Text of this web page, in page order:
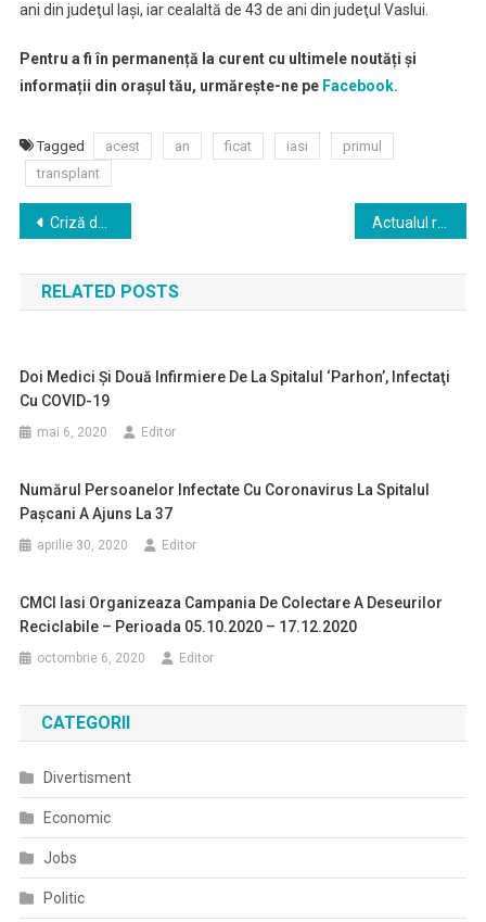
ani din judeţul Iaşi, iar cealaltă de 43 de ani din judeţul Vaslui.
Pentru a fi în permanență la curent cu ultimele noutăți și
informații din orașul tău, urmărește-ne peFacebook.
Tagged acest an ficat iasi
primul
transplant
Navigare
în
articole
Criză de neuropsihiatri pediatri la Institutul de Neuropsihiatrie Socola din Iaşi
RELATED POSTS
Doi Medici Şi Două Infirmiere De La Spitalul ‘Parhon’, Infectaţi
Cu COVID-19
mai 6, 2020 Editor
Numărul Persoanelor Infectate Cu Coronavirus La Spitalul
Paşcani A Ajuns La 37
aprilie 30, 2020 Editor
CMCI Iasi Organizeaza Campania De Colectare A Deseurilor
Reciclabile – Perioada 05.10.2020 – 17.12.2020
octombrie 6, 2020 Editor
CATEGORII
Divertisment
Economic
Jobs
Politic